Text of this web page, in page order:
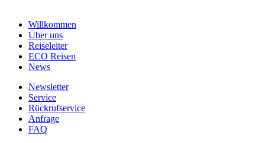
Willkommen
Über uns
Reiseleiter
ECO Reisen
News
Newsletter
Service
Rückrufservice
Anfrage
FAQ